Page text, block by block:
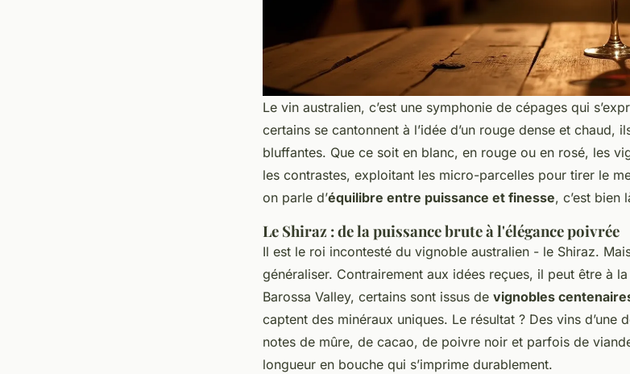
Le vin australien, c’est une symphonie de cépages qui
certains se cantonnent à l’idée d’un rouge dense et chaud,
bluffantes. Que ce soit en blanc, en rouge ou en rosé, les
les contrastes, exploitant les micro-parcelles pour tirer le
on parle d’équilibre entre puissance et finesse, c’est bien
Le Shiraz : de la puissance brute à l'élégance poivrée
Il est le roi incontesté du vignoble australien - le Shiraz.
généraliser. Contrairement aux idées reçues, il peut être à
Barossa Valley, certains sont issus de vignobles
captent des minéraux uniques. Le résultat ? Des vins d’une
notes de mûre, de cacao, de poivre noir et parfois de
longueur en bouche qui s’imprime durablement.